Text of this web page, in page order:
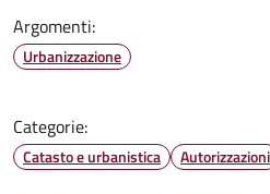
Argomenti:
Urbanizzazione
Categorie:
Catasto e urbanistica Autorizzazioni